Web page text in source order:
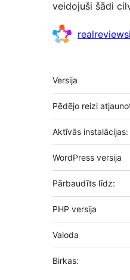
veidojuši šādi
Līdzdalībnieki
Meta
Versija
Pēdējo reizi
Aktīvās instalācijas:
WordPress versija
Pārbaudīts līdz:
PHP versija
Valoda
Birkas: